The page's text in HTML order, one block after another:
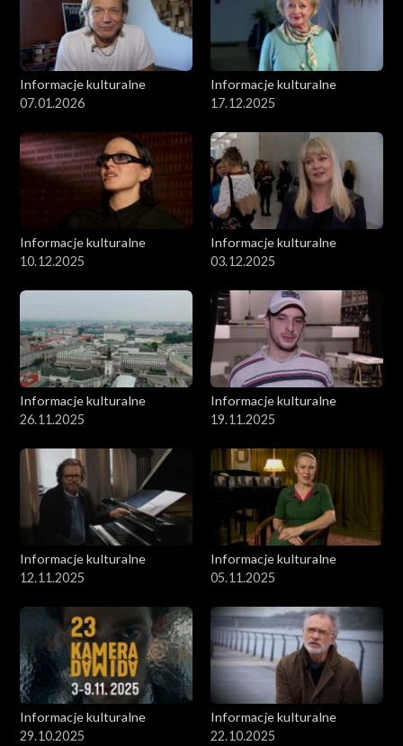
Informacje kulturalne
07.01.2026
Informacje kulturalne
17.12.2025
Informacje kulturalne
10.12.2025
Informacje kulturalne
03.12.2025
Informacje kulturalne
26.11.2025
Informacje kulturalne
19.11.2025
Informacje kulturalne
12.11.2025
Informacje kulturalne
05.11.2025
Informacje kulturalne
29.10.2025
Informacje kulturalne
22.10.2025